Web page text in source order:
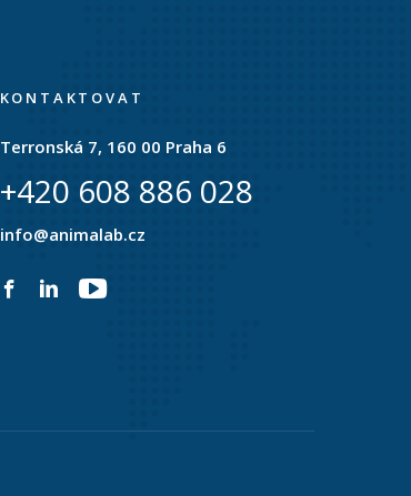
KONTAKTOVAT
Terronská 7, 160 00 Praha 6
+420 608 886 028
info@animalab.cz